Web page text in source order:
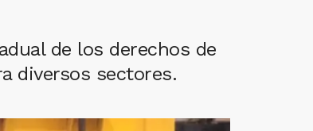
de los derechos de
diversos sectores.